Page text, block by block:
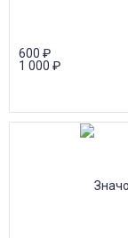
600 ₽
1 000 ₽